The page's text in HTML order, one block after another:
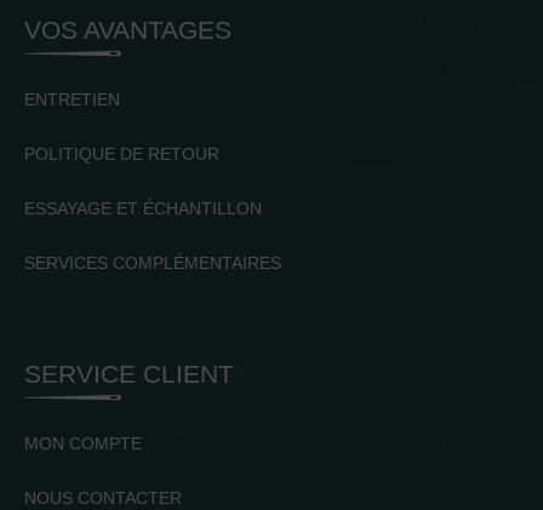
VOS AVANTAGES
ENTRETIEN
POLITIQUE DE RETOUR
ESSAYAGE ET ÉCHANTILLON
SERVICES COMPLÉMENTAIRES
SERVICE CLIENT
MON COMPTE
NOUS CONTACTER